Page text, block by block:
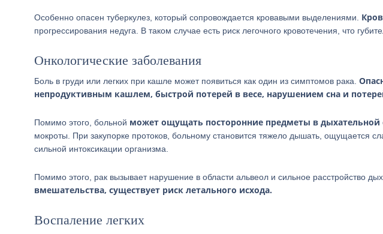
Особенно опасен туберкулез, который сопровождается кровавыми выделениями.
прогрессирования недуга. В таком случае есть риск легочного кровотечения, что
Онкологические заболевания
Боль в груди или легких при кашле может появиться как один из симптомов рака.
непродуктивным кашлем, быстрой потерей в весе, нарушением сна и
Помимо этого, больной может ощущать посторонние предметы в дыхательной
мокроты. При закупорке протоков, больному становится тяжело дышать, ощущается
сильной интоксикации организма.
Помимо этого, рак вызывает нарушение в области альвеол и сильное расстройство
вмешательства, существует риск летального исхода.
Воспаление легких